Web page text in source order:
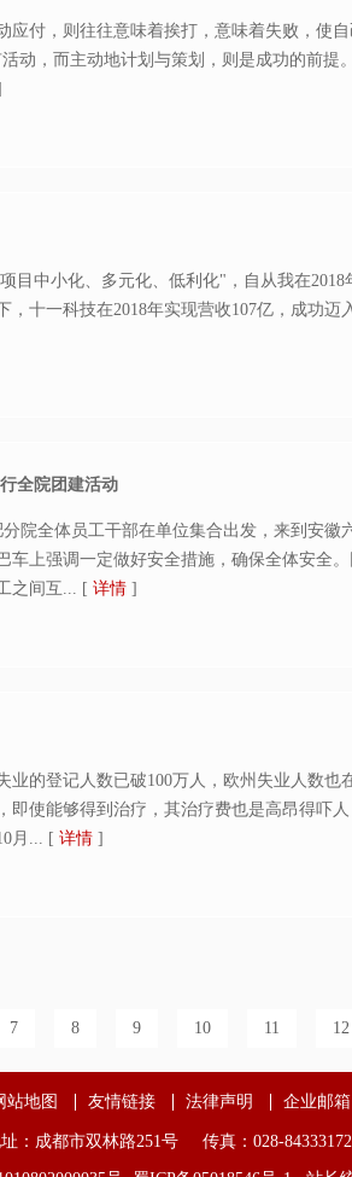
应付，则往往意味着挨打，意味着失败，使
动，而主动地计划与策划，则是成功的前
目中小化、多元化、低利化"，自从我在
十一科技在2018年实现营收107亿，成功
全院团建活动
院全体员工干部在单位集合出发，来到安
车上强调一定做好安全措施，确保全体安全
之间互... [ 详情 ]
的登记人数已破100万人，欧州失业人数
即使能够得到治疗，其治疗费也是高昂得吓
月... [ 详情 ]
7 8 9 10 11 12
站地图 友情链接 法律声明 企业邮箱
成都市双林路251号 传真：028-